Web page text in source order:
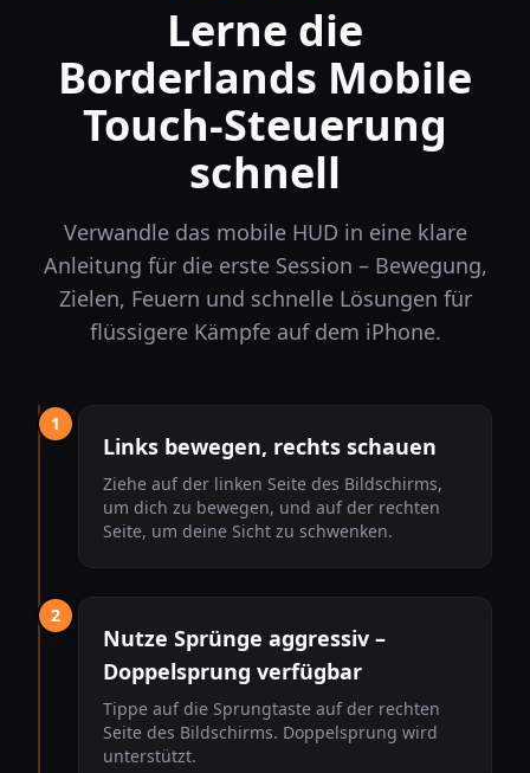
Lerne die
Borderlands Mobile
Touch-Steuerung
schnell
Verwandle das mobile HUD in eine klare
Anleitung für die erste Session – Bewegung,
Zielen, Feuern und schnelle Lösungen für
flüssigere Kämpfe auf dem iPhone.
1
Links bewegen, rechts schauen
Ziehe auf der linken Seite des Bildschirms,
um dich zu bewegen, und auf der rechten
Seite, um deine Sicht zu schwenken.
2
Nutze Sprünge aggressiv –
Doppelsprung verfügbar
Tippe auf die Sprungtaste auf der rechten
Seite des Bildschirms. Doppelsprung wird
unterstützt.